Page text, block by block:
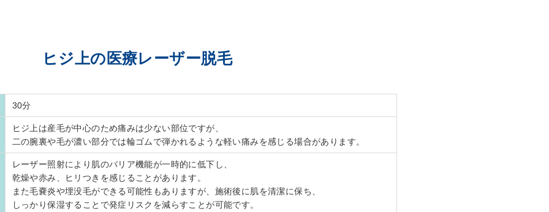
ヒジ上の医療レーザー脱毛
30分
ヒジ上は産毛が中心のため痛みは少ない部位ですが、
二の腕裏や毛が濃い部分では輪ゴムで弾かれるような軽い痛みを感じる場合があります。
レーザー照射により肌のバリア機能が一時的に低下し、
乾燥や赤み、ヒリつきを感じることがあります。
また毛嚢炎や埋没毛ができる可能性もありますが、施術後に肌を清潔に保ち、
しっかり保湿することで発症リスクを減らすことが可能です。